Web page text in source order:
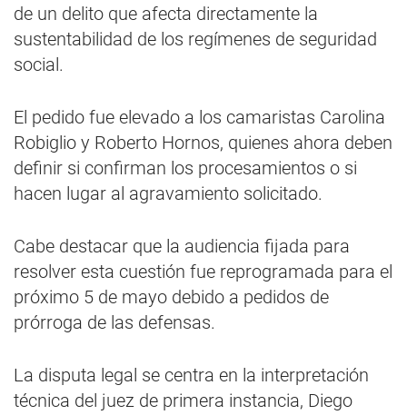
de un delito que afecta directamente la
sustentabilidad de los regímenes de seguridad
social.
El pedido fue elevado a los camaristas Carolina
Robiglio y Roberto Hornos, quienes ahora deben
definir si confirman los procesamientos o si
hacen lugar al agravamiento solicitado.
Cabe destacar que la audiencia fijada para
resolver esta cuestión fue reprogramada para el
próximo 5 de mayo debido a pedidos de
prórroga de las defensas.
La disputa legal se centra en la interpretación
técnica del juez de primera instancia, Diego